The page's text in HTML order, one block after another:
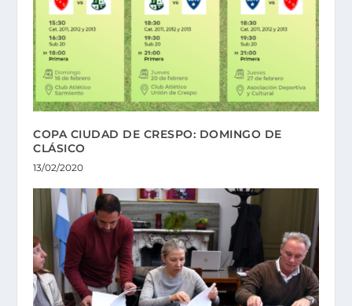
COPA CIUDAD DE CRESPO: DOMINGO DE
CLÁSICO
13/02/2020